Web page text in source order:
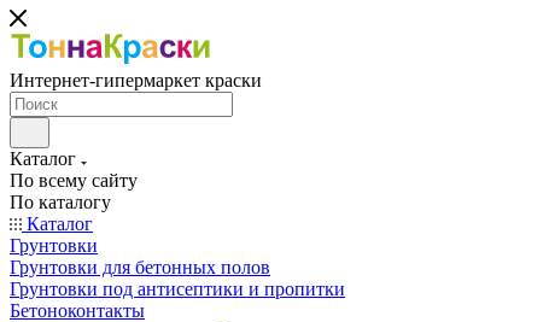
Интернет-гипермаркет краски
Каталог
По всему сайту
По каталогу
Каталог
Грунтовки
Грунтовки для бетонных полов
Грунтовки под антисептики и пропитки
Бетоноконтакты